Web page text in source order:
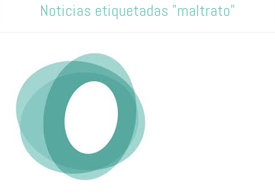
Noticias etiquetadas "maltrato"